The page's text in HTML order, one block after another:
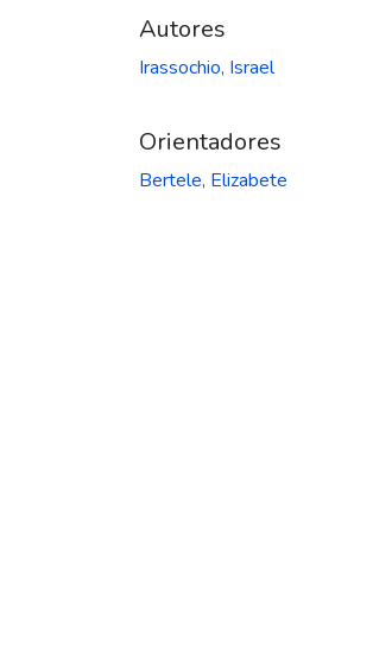
Autores
Irassochio, Israel
Orientadores
Bertele, Elizabete